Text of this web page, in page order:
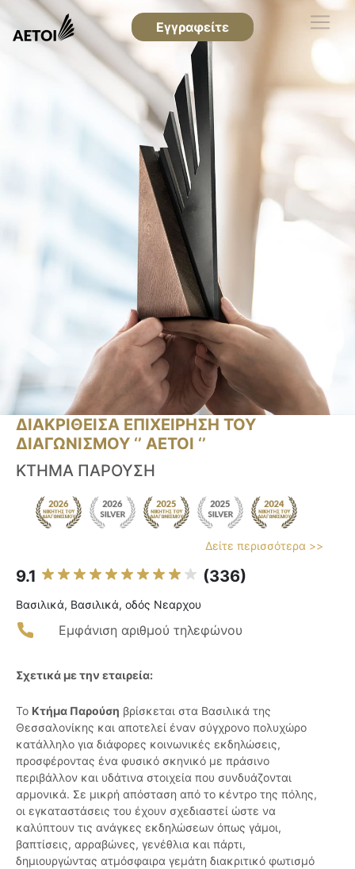
Εγγραφείτε
ΔΙΑΚΡΙΘΕΙΣΑ ΕΠΙΧΕΙΡΗΣΗ ΤΟΥ
ΔΙΑΓΩΝΙΣΜΟΥ ‘’ ΑΕΤΟΙ ‘’
ΚΤΗΜΑ ΠΑΡΟΥΣΗ
Δείτε περισσότερα >>
9.1 (336)
Βασιλικά, Βασιλικά, οδός Νεαρχου
Εμφάνιση αριθμού τηλεφώνου
Σχετικά με την εταιρεία:
Το Κτήμα Παρούση βρίσκεται στα Βασιλικά της
Θεσσαλονίκης και αποτελεί έναν σύγχρονο πολυχώρο
κατάλληλο για διάφορες κοινωνικές εκδηλώσεις,
προσφέροντας ένα φυσικό σκηνικό με πράσινο
περιβάλλον και υδάτινα στοιχεία που συνδυάζονται
αρμονικά. Σε μικρή απόσταση από το κέντρο της πόλης,
οι εγκαταστάσεις του έχουν σχεδιαστεί ώστε να
καλύπτουν τις ανάγκες εκδηλώσεων όπως γάμοι,
βαπτίσεις, αρραβώνες, γενέθλια και πάρτι,
δημιουργώντας ατμόσφαιρα γεμάτη διακριτικό φωτισμό